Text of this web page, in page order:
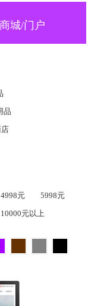
商城/门户
品
4998元
5998元
10000元以上